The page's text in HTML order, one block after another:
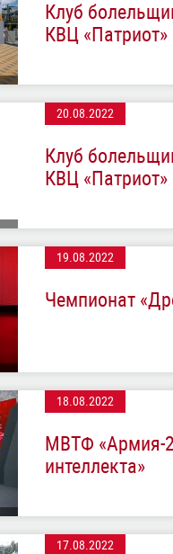
Клуб
КВЦ «Патриот»
20.08.2022
Клуб
КВЦ «Патриот»
19.08.2022
Чемпионат
18.08.2022
МВТФ «Армия-
интеллекта»
17.08.2022